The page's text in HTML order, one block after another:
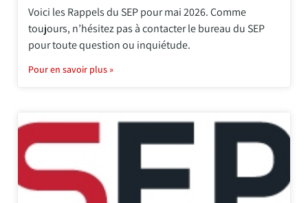
Voici les Rappels du SEP pour mai 2026. Comme
toujours, n’hésitez pas à contacter le bureau du SEP
pour toute question ou inquiétude.
Pour en savoir plus »